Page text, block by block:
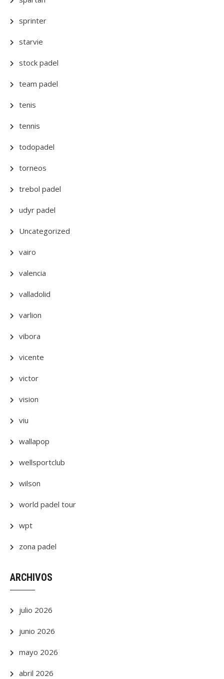
sprinter
starvie
stock padel
team padel
tenis
tennis
todopadel
torneos
trebol padel
udyr padel
Uncategorized
vairo
valencia
valladolid
varlion
vibora
vicente
victor
vision
viu
wallapop
wellsportclub
wilson
world padel tour
wpt
zona padel
ARCHIVOS
julio 2026
junio 2026
mayo 2026
abril 2026